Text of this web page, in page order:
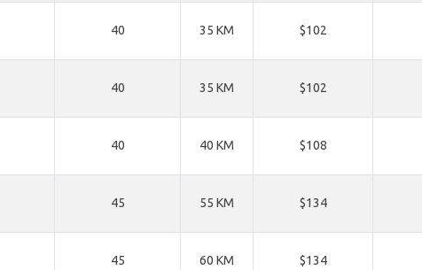
40 35 KM $102
40 35 KM $102
40 40 KM $108
45 55 KM $134
45 60 KM $134